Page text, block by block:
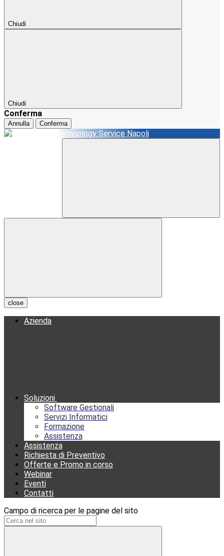
Chiudi
Chiudi
Conferma
Annulla Conferma
close
Azienda
Soluzioni
Software Gestionali
Servizi Informatici
Formazione
Assistenza
Assistenza
Richiesta di Preventivo
Offerte e Promo in corso
Webinar
Eventi
Contatti
Campo di ricerca per le pagine del sito